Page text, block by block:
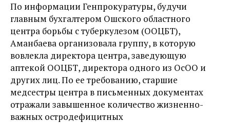
По информации Генпрокуратуры, будучи
главным бухгалтером Ошского областного
центра борьбы с туберкулезом (ООЦБТ),
Аманбаева организовала группу, в которую
вовлекла директора центра, заведующую
аптекой ООЦБТ, директора одного из ОсОО и
других лиц. По ее требованию, старшие
медсестры центра в письменных документах
отражали завышенное количество жизненно-
важных остродефицитных